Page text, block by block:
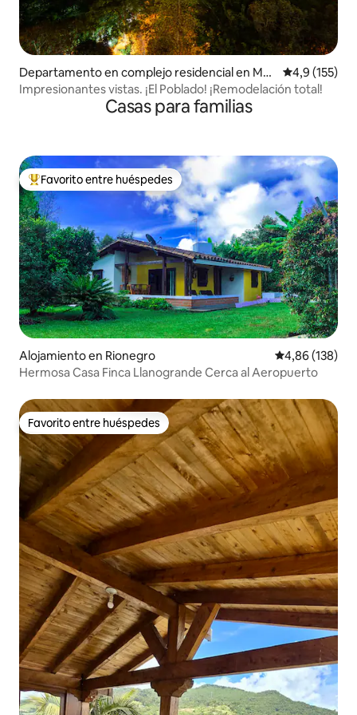
Departamento en complejo residencial en Me
dellín
Calificación
4,9 (155)
Impresionantes vistas. ¡El Poblado! ¡Remodelación total!
Casas para familias
Favorito entre los huéspedes más destacados
Favorito entre huéspedes
Alojamiento en Rionegro Calificación
4,86 (138)
Hermosa Casa Finca Llanogrande Cerca al Aeropuerto
Favorito entre huéspedes
Favorito entre huéspedes